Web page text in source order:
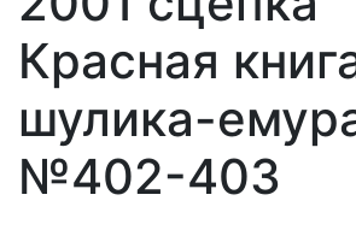
Красная
шулика-
№402-403